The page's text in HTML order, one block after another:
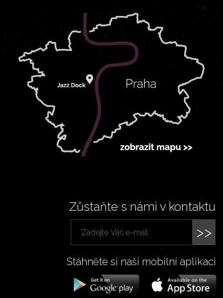
Zůstaňte s námi v kontaktu
>>
Stáhněte si naší mobilní aplikaci